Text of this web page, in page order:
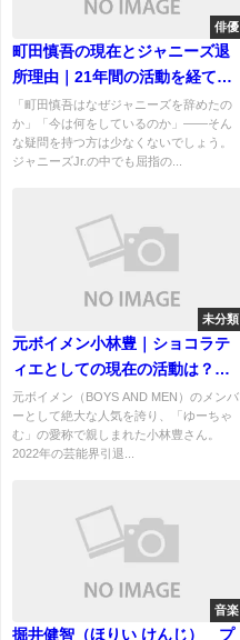
俳優
町田慎吾の現在とジャニーズ退
所理由｜21年間の活動を経てフ
リーで輝く俳優の軌跡
「町田慎吾はなぜジャニーズを辞めたの
か」「今は何をしているのか」――そん
な疑問を持つ方は少なくないでしょう。
ジャニーズJr.の中でも屈指の...
未分類
元ボイメン小林豊｜ショコラテ
ィエとしての現在の活動は？お
店はどこ？
元ボイメン（BOYS AND MEN）のメンバ
ーとして絶大な人気を誇り、「ゆーちゃ
む」の愛称で親しまれた小林豊さん。
2022年の芸能界引退...
音楽
掘井健智（ほりい けんじ） プ